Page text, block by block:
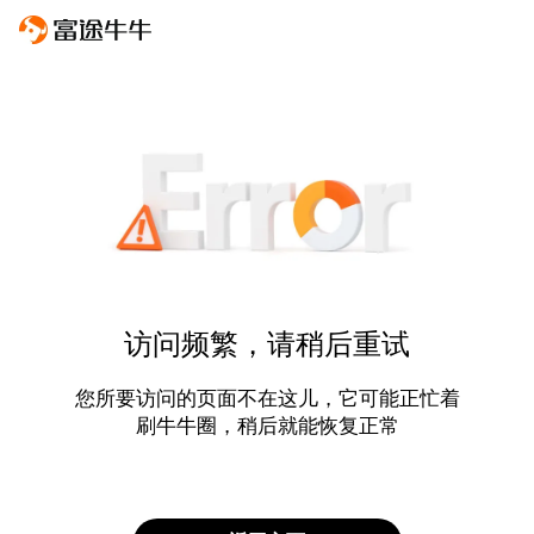
访问频繁，请稍后重试
您所要访问的页面不在这儿，它可能正忙着
刷牛牛圈，稍后就能恢复正常